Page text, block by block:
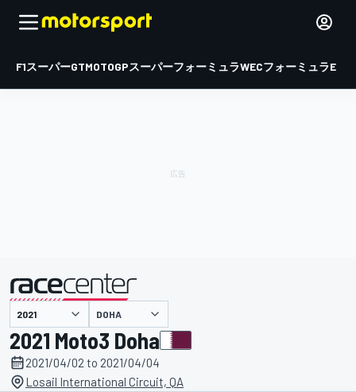
F1スーパーGTMOTOGPスーパーフォーミュラWECフォーミュラE
主催 DOHA
2021 Moto3 Doha
2021/04/02 to 2021/04/04
Losail International Circuit, QA